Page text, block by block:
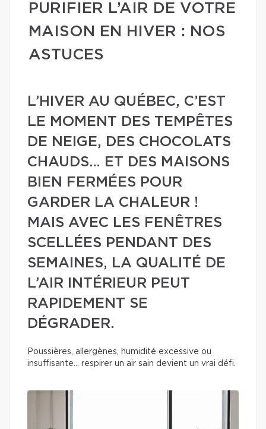
PURIFIER L’AIR DE VOTRE
MAISON EN HIVER : NOS
ASTUCES
L’HIVER AU QUÉBEC, C’EST
LE MOMENT DES TEMPÊTES
DE NEIGE, DES CHOCOLATS
CHAUDS… ET DES MAISONS
BIEN FERMÉES POUR
GARDER LA CHALEUR !
MAIS AVEC LES FENÊTRES
SCELLÉES PENDANT DES
SEMAINES, LA QUALITÉ DE
L’AIR INTÉRIEUR PEUT
RAPIDEMENT SE
DÉGRADER.
Poussières, allergènes, humidité excessive ou
insuffisante… respirer un air sain devient un vrai défi.